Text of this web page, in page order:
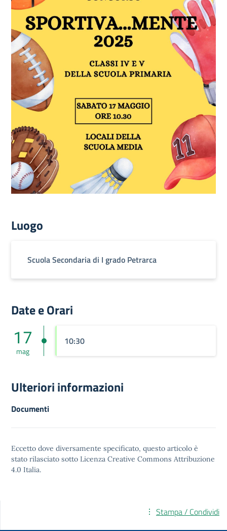
Luogo
Scuola Secondaria di I grado Petrarca
Date e Orari
17
mag
10:30
Ulteriori informazioni
Documenti
Eccetto dove diversamente specificato, questo articolo è
stato rilasciato sotto Licenza Creative Commons Attribuzione
4.0 Italia.
Stampa / Condividi